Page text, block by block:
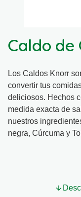
Gravy pots
Soup
Aromat
Pasta
Gravy pots
Soup
Aromat
Pasta
Caldo de
Los Caldos Knorr
convertir tus
deliciosos. Hechos
medida exacta de
nuestros
negra, Cúrcuma y